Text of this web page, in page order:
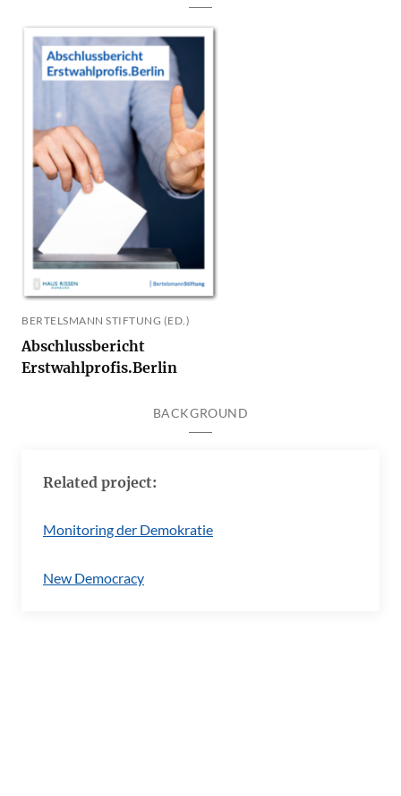
BERTELSMANN STIFTUNG (ED.)
Abschlussbericht
Erstwahlprofis.Berlin
BACKGROUND
Related project:
Monitoring der Demokratie
New Democracy